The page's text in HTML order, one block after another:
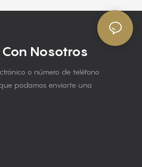
Nosotros
o número de teléfono
podamos enviarte una